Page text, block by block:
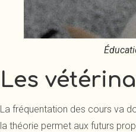
Les
La fréquentation des cours va
la théorie permet aux futurs